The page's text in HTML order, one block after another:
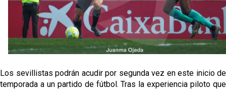
El Sevilla Juvenil A última detalles en Canarias para
su debut en la Cantalejo Province Cup
La cita ante el Espanyol a domicilio ya tiene horario
El dato que destaca a Agoumé entre las cinco
grandes ligas
Los sevillistas podrán acudir por segunda vez en este inicio de
temporada a un partido de fútbol. Tras la experiencia piloto que